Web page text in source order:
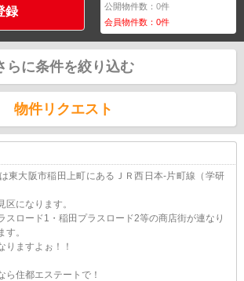
録 公開物件数：0件
会員物件数：0件
らに条件を絞り込む
物件リクエスト
東大阪市稲田上町にあるＪＲ西日本-片町線（学研
区になります。
スロード1・稲田プラスロード2等の商店街が連なり
。
りますよぉ！！
ら住都エステートで！